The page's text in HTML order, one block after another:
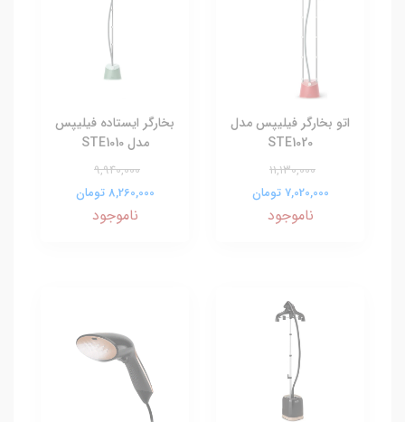
اتو بخارگر فیلیپس مدل
STE1020
11,130,000
7,020,000 تومان
ناموجود
بخارگر ایستاده فیلیپس
مدل STE1010
9,940,000
8,260,000 تومان
ناموجود